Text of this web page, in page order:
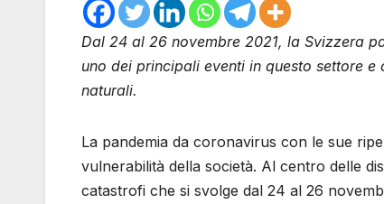
Dal 24 al 26 novembre 2021, la Svizzera
uno dei principali eventi in questo settore
naturali.
La pandemia da coronavirus con le sue
vulnerabilità della società. Al centro delle
catastrofi che si svolge dal 24 al 26